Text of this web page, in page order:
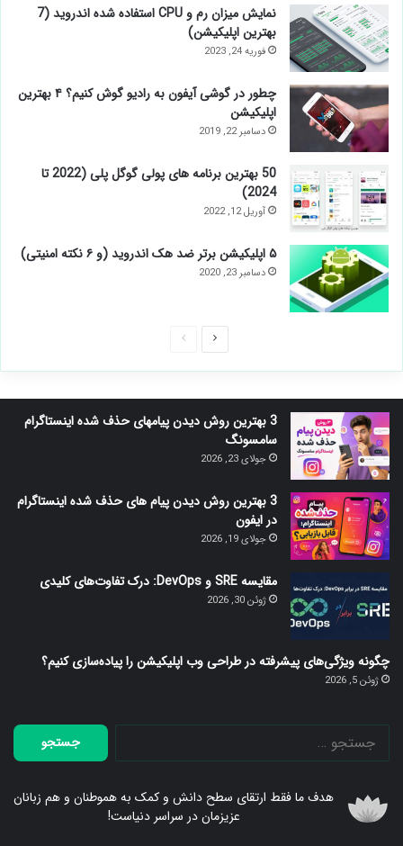
نمایش میزان رم و CPU‌ استفاده شده اندروید (7
بهترین اپلیکیشن)
فوریه 24, 2023
چطور در گوشی آیفون به رادیو گوش کنیم؟ ۴ بهترین
اپلیکیشن
دسامبر 22, 2019
50 بهترین برنامه های پولی گوگل پلی (2022 تا
2024)
آوریل 12, 2022
۵ اپلیکیشن برتر ضد هک اندروید (و ۶ نکته امنیتی)
دسامبر 23, 2020
صفحه
صفحه
3 بهترین روش دیدن پیامهای حذف شده اینستاگرام
سامسونگ
جولای 23, 2026
3 بهترین روش دیدن پیام های حذف شده اینستاگرام
در ایفون
جولای 19, 2026
مقایسه SRE و DevOps: درک تفاوت‌های کلیدی
ژوئن 30, 2026
چگونه ویژگی‌های پیشرفته در طراحی وب اپلیکیشن را پیاده‌سازی کنیم؟
ژوئن 5, 2026
جستجو
برای:
هدف ما فقط ارتقای سطح دانش و کمک به هموطنان و هم زبانان
عزیزمان در سراسر دنیاست!